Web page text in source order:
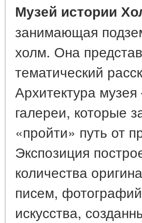
Музей истории
занимающая
холм. Она
тематический
Архитектура
галереи, которые
«пройти» путь от
Экспозиция
количества
писем,
искусства,